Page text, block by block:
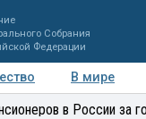
Собрания
Федерации
В мире
Регионыв России за